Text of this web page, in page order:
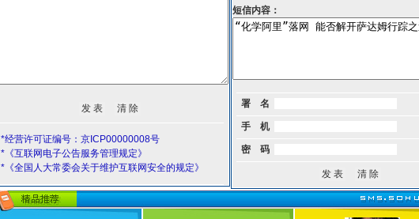
*经营许可证编号：京ICP00000008号
*《互联网电子公告服务管理规定》
*《全国人大常委会关于维护互联网安全的规定》
短信内容：
署 名
手 机
密 码